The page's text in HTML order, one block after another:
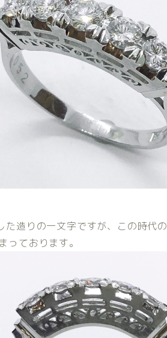
造りの一文字ですが、この時代
っております。